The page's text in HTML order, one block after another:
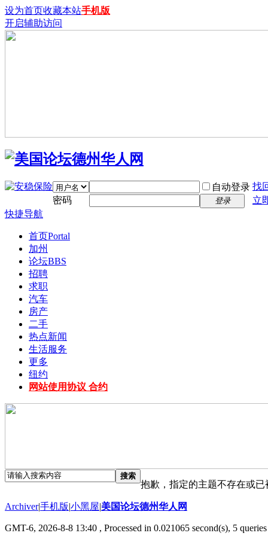
设为首页收藏本站手机版
开启辅助访问
自动登录 找
密码
登录
立
快捷导航
首页Portal
加州
论坛BBS
招聘
求职
汽车
房产
二手
热点新闻
生活服务
更多
纽约
网站使用协议 合约
搜索
抱歉，指定的主题不存在或
Archiver|手机版|小黑屋|美国论坛德州华人网
GMT-6, 2026-8-8 13:40 , Processed in 0.021065 second(s), 5